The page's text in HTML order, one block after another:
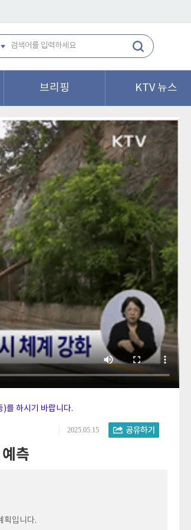
브리핑 KTV 뉴스
를 하시기 바랍니다.
측
2025.05.15
획입니다.